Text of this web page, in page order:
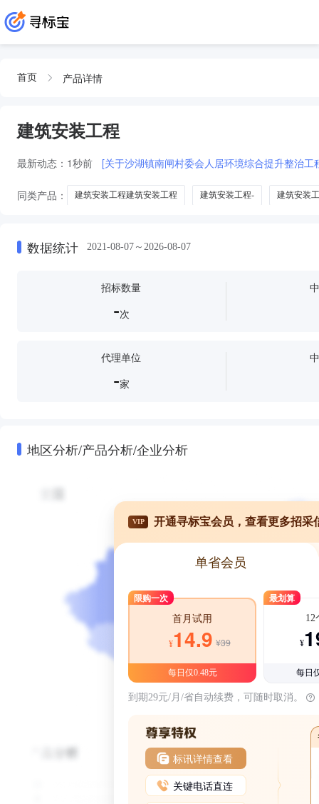
首页 产品详情
建筑安装工程
最新动态： 1秒前 [关于沙湖镇南闸村委会人居环境综合提升整治工
同类产品： 建筑安装工程建筑安装工程 建筑安装工程- 建筑安装
数据统计 2021-08-07～2026-08-07
招标数量
-次
代理单位
-家
地区分析/产品分析/企业分析
VIP 开通寻标宝会员，查看更多招采
单省会员
限购一次
首月试用
¥14.9 ¥39
每日仅0.48元
最划算
12
¥
每日
到期29元/月/省自动续费，可随时取消。
标讯详情查看
关键电话直连